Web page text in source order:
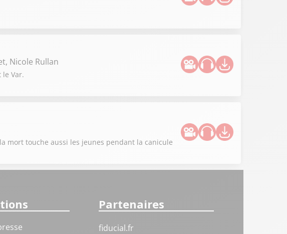
Nicole Rullan
Var.
mort touche aussi les jeunes pendant la canicule
Partenaires
fiducial.fr